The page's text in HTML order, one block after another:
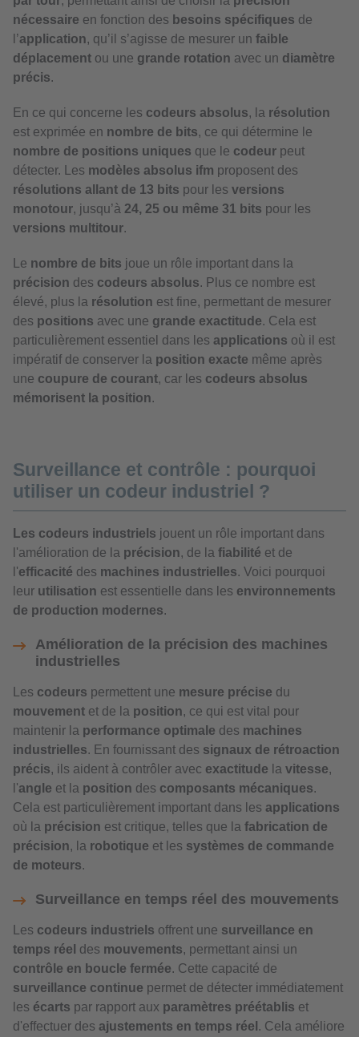
nécessaire en fonction des besoins spécifiques de
l’application, qu’il s’agisse de mesurer un faible
déplacement ou une grande rotation avec un diamètre
précis.
En ce qui concerne les codeurs absolus, la résolution
est exprimée en nombre de bits, ce qui détermine le
nombre de positions uniques que le codeur peut
détecter. Les modèles absolus ifm proposent des
résolutions allant de 13 bits pour les versions
monotour, jusqu’à 24, 25 ou même 31 bits pour les
versions multitour.
Le nombre de bits joue un rôle important dans la
précision des codeurs absolus. Plus ce nombre est
élevé, plus la résolution est fine, permettant de mesurer
des positions avec une grande exactitude. Cela est
particulièrement essentiel dans les applications où il est
impératif de conserver la position exacte même après
une coupure de courant, car les codeurs absolus
mémorisent la position.
Surveillance et contrôle : pourquoi
utiliser un codeur industriel ?
Les codeurs industriels jouent un rôle important dans
l'amélioration de la précision, de la fiabilité et de
l'efficacité des machines industrielles. Voici pourquoi
leur utilisation est essentielle dans les environnements
de production modernes.
Amélioration de la précision des machines
industrielles
Les codeurs permettent une mesure précise du
mouvement et de la position, ce qui est vital pour
maintenir la performance optimale des machines
industrielles. En fournissant des signaux de rétroaction
précis, ils aident à contrôler avec exactitude la vitesse,
l'angle et la position des composants mécaniques.
Cela est particulièrement important dans les applications
où la précision est critique, telles que la fabrication de
précision, la robotique et les systèmes de commande
de moteurs.
Surveillance en temps réel des mouvements
Les codeurs industriels offrent une surveillance en
temps réel des mouvements, permettant ainsi un
contrôle en boucle fermée. Cette capacité de
surveillance continue permet de détecter immédiatement
les écarts par rapport aux paramètres préétablis et
d'effectuer des ajustements en temps réel . Cela améliore